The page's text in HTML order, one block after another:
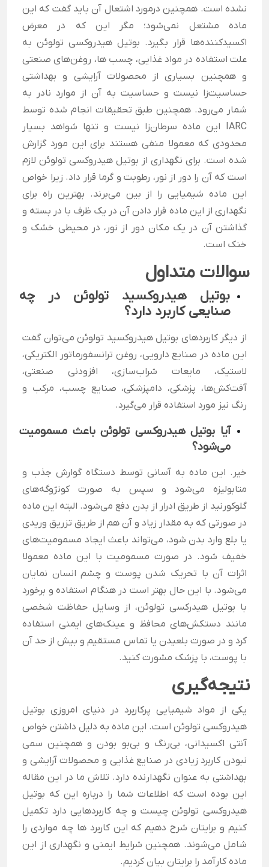
نشده است. همچنین درمورد اشتعال آن باید گفت که این
ماده مشتعل نمی‌شود؛ مگر این که در معرض
اکسید‌کننده‌ها قرار بگیرد. بوتیل هیدروکسی تولوئن به
علت استفاده در مواد غذایی، چسب ها، روغن‌های صنعتی
و همچنین بسیاری از محصولات آرایشی و بهداشتی
حساسیت‌زا نیست و حساسیت به آن از موارد نادر به
شمار می‌رود. همچنین طبق تحقیقات انجام شده توسط
IARC این ماده سرطان‌زا نیست و تنها شواهد بسیار
محدودی که معمولا منفی هستند برای این مورد گزارش
شده است. برای نگهداری از بوتیل هیدروکسی تولوئن لازم
است که آن را دور از نور، رطوبت و گرما قرار داد. زیرا خواص
این ماده شیمیایی را از بین می‌برند. بهترین راه برای
نگهداری از این ماده قرار دادن آن در یک ظرف با در بسته و
گذاشتن آن در یک مکان دور از نور، در محیطی خشک و
خنک است.
سوالات متداول
بوتیل هیدروکسید تولوئن در چه
صنایعی کاربرد دارد؟
از دیگر کاربرد‌های بوتیل هیدروکسید تولوئن می‌توان گفت
این ماده در صنایع دارویی، روغن ترانسفورماتور الکتریکی،
لاستیک، مایعات شراب‌سازی، افزودنی صنعتی،
آفت‌کش‌ها، پزشکی، دامپزشکی، صنایع چسب، مرکب و
رنگ نیز مورد استفاده قرار می‌گیرد.
آیا بوتیل هیدروکسی تولوئن باعث مسمومیت
می‌شود؟
خیر. این ماده به آسانی توسط دستگاه گوارش جذب و
متابولیزه می‌شود و سپس به صورت کونژوگه‌های
گلوکورنید از طریق ادرار از بدن دفع می‌شود. البته این ماده
در صورتی که به مقدار زیاد و آن هم از طریق تزریق وریدی
یا بلع وارد بدن شود، می‌تواند باعث ایجاد مسمومیت‌های
خفیف شود. در صورت مسمومیت با این ماده معمولا
اثرات آن با تحریک شدن پوست و چشم انسان نمایان
می‌شود. با این حال بهتر است در هنگام استفاده و برخورد
با بوتیل هیدرکسی تولوئن، از وسایل حفاظت شخصی
مانند دستکش‌های محافظ و عینک‌های ایمنی استفاده
کرد و در صورت بلعیدن یا تماس مستقیم و بیش از حد آن
با پوست، با پزشک مشورت کنید.
نتیجه‌گیری
یکی از مواد شیمیایی پرکاربرد در دنیای امروزی بوتیل
هیدروکسی تولوئن است. این ماده به دلیل داشتن خواص
آنتی اکسیدانی، بی‌‌رنگ‌ و‌ بی‌بو بودن و همچنین سمی
نبودن کاربرد زیادی در صنایع غذایی و محصولات آرایشی و
بهداشتی به عنوان نگهدارنده دارد. تلاش ما در این مقاله
این بوده است که اطلاعات شما را درباره این که بوتیل
هیدروکسی تولوئن چیست و چه کاربردهایی دارد تکمیل
کنیم و برایتان شرح دهیم که این کاربرد ها چه مواردی را
شامل می‌شوند. همچنین شرایط ایمنی و نگهداری از این
ماده کارآمد را برایتان بیان کردیم.